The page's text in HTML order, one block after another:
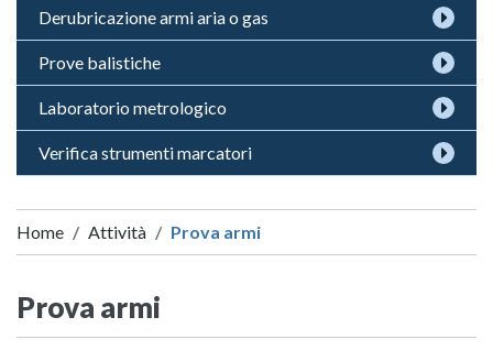
Derubricazione armi aria o gas
Prove balistiche
Laboratorio metrologico
Verifica strumenti marcatori
Home Attività Prova armi
Prova armi